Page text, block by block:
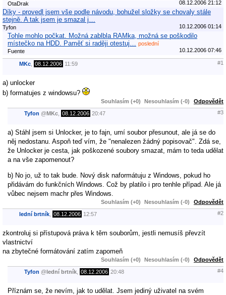
OtaDrak 08.12.2006 21:12
Díky - provedl jsem vše podle návodu, bohužel složky se chovaly stále
stejně. A tak jsem je smazal j…
Tyfon 10.12.2006 01:14
Tohle mohlo počkat. Možná zablbla RAMka, možná se poškodilo
místečko na HDD. Paměť si raději otestuj…
poslední
Fuente
10.12.2006 07:46
MKc 08.12.2006 11:59 #1
a) unlocker
b) formatujes z windowsu?
Souhlasím (+0) Nesouhlasím (-0) Odpovědět
Tyfon @MKc 08.12.2006 20:47 #3
a) Stáhl jsem si Unlocker, je to fajn, umí soubor přesunout, ale já se do
něj nedostanu. Aspoň teď vím, že "nenalezen žádný popisovač". Zdá se,
že Unlocker je cesta, jak poškozené soubory smazat, mám to teda udělat
a na vše zapomenout?
b) No jo, už to tak bude. Nový disk naformátuju z Windows, pokud ho
přidávám do funkčních Windows. Což by platilo i pro tenhle případ. Ale já
vůbec nejsem machr přes Windows.
Souhlasím (+0) Nesouhlasím (-0) Odpovědět
lední brtník 08.12.2006 12:57 #2
zkontroluj si přístupová práva k těm souborům, jestli nemusíš převzít
vlastnictví
na zbytečné formátování zatím zapomeň
Souhlasím (+0) Nesouhlasím (-0) Odpovědět
Tyfon @lední brtník 08.12.2006 20:48 #4
Příznám se, že nevím, jak to udělat. Jsem jediný uživatel na svém